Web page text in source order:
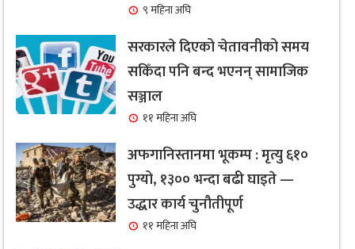
९ महिना अघि
सरकारले दिएको चेतावनीको समय
सकिँदा पनि बन्द भएनन् सामाजिक
सञ्जाल
११ महिना अघि
अफगानिस्तानमा भूकम्प : मृत्यु ६१०
पुग्यो, १३०० भन्दा बढी घाइते —
उद्धार कार्य चुनौतीपूर्ण
११ महिना अघि